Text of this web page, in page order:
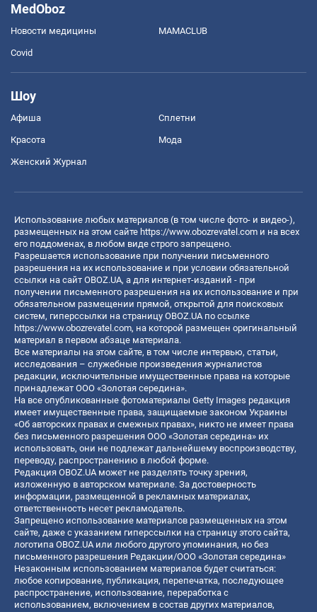
MedOboz
Новости медицины MAMACLUB
Covid
Шоу
Афиша Сплетни
Красота Мода
Женский Журнал
Использование любых материалов (в том числе фото- и видео-),
размещенных на этом сайте https://www.obozrevatel.com и на всех
его поддоменах, в любом виде строго запрещено.
Разрешается использование при получении письменного
разрешения на их использование и при условии обязательной
ссылки на сайт OBOZ.UA, а для интернет-изданий - при
получении письменного разрешения на их использование и при
обязательном размещении прямой, открытой для поисковых
систем, гиперссылки на страницу OBOZ.UA по ссылке
https://www.obozrevatel.com, на которой размещен оригинальный
материал в первом абзаце материала.
Все материалы на этом сайте, в том числе интервью, статьи,
исследования – служебные произведения журналистов
редакции, исключительные имущественные права на которые
принадлежат ООО «Золотая середина».
На все опубликованные фотоматериалы Getty Images редакция
имеет имущественные права, защищаемые законом Украины
«Об авторских правах и смежных правах», никто не имеет права
без письменного разрешения ООО «Золотая середина» их
использовать, они не подлежат дальнейшему воспроизводству,
переводу, распространению в любой форме.
Редакция OBOZ.UA может не разделять точку зрения,
изложенную в авторском материале. За достоверность
информации, размещенной в рекламных материалах,
ответственность несет рекламодатель.
Запрещено использование материалов размещенных на этом
сайте, даже с указанием гиперссылки на страницу этого сайта,
логотипа OBOZ.UA или любого другого упоминания, но без
письменного разрешения Редакции/ООО «Золотая середина»
Незаконным использованием материалов будет считаться:
любое копирование, публикация, перепечатка, последующее
распространение, использование, переработка с
использованием, включением в состав других материалов,